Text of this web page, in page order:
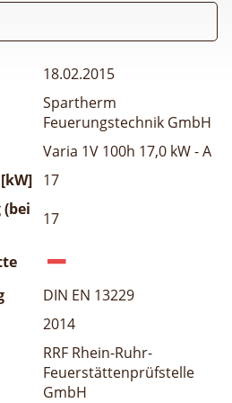
18.02.2015
Spartherm
Feuerungstechnik GmbH
Varia 1V 100h 17,0 kW - A
17
17
DIN EN 13229
2014
RRF Rhein-Ruhr-
Feuerstättenprüfstelle
GmbH